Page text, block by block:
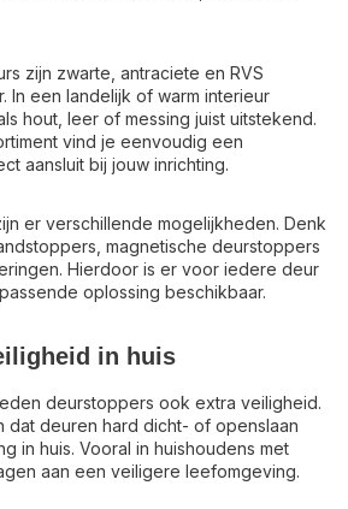
zijn zwarte, antraciete en RVS
In een landelijk of warm interieur
hout, leer of messing juist uitstekend.
vind je eenvoudig een
aansluit bij jouw inrichting.
er verschillende mogelijkheden. Denk
magnetische deurstoppers
Hierdoor is er voor iedere deur
oplossing beschikbaar.
in huis
deurstoppers ook extra veiligheid.
dat deuren hard dicht- of openslaan
in huis. Vooral in huishoudens met
aan een veiligere leefomgeving.